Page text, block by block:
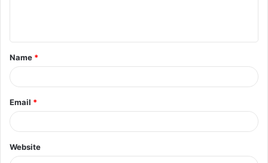
t
*
Name *
Email *
Website